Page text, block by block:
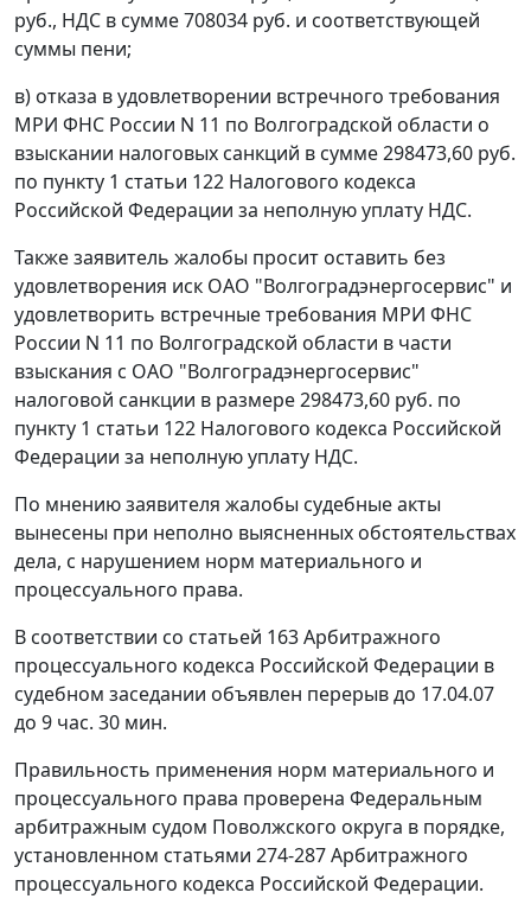
руб., НДС в сумме 708034 руб. и соответствующей
суммы пени;
в) отказа в удовлетворении встречного требования
МРИ ФНС России N 11 по Волгоградской области о
взыскании налоговых санкций в сумме 298473,60 руб.
по пункту 1 статьи 122 Налогового кодекса
Российской Федерации за неполную уплату НДС.
Также заявитель жалобы просит оставить без
удовлетворения иск ОАО "Волгоградэнергосервис" и
удовлетворить встречные требования МРИ ФНС
России N 11 по Волгоградской области в части
взыскания с ОАО "Волгоградэнергосервис"
налоговой санкции в размере 298473,60 руб. по
пункту 1 статьи 122 Налогового кодекса Российской
Федерации за неполную уплату НДС.
По мнению заявителя жалобы судебные акты
вынесены при неполно выясненных обстоятельствах
дела, с нарушением норм материального и
процессуального права.
В соответствии со статьей 163Арбитражного
процессуального кодекса Российской Федерации в
судебном заседании объявлен перерыв до 17.04.07
до 9 час. 30 мин.
Правильность применения норм материального и
процессуального права проверена Федеральным
арбитражным судом Поволжского округа в порядке,
установленном статьями 274-287Арбитражного
процессуального кодекса Российской Федерации.